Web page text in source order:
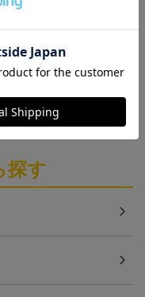
サポーターやファン必
けのグッズを取り扱い
探す